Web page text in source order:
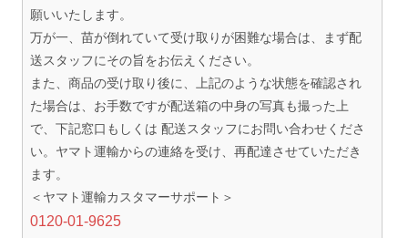
願いいたします。
万が一、苗が倒れていて受け取りが困難な場合は、まず配
送スタッフにその旨をお伝えください。
また、商品の受け取り後に、上記のような状態を確認され
た場合は、お手数ですが配送箱の中身の写真も撮った上
で、下記窓口もしくは 配送スタッフにお問い合わせくださ
い。ヤマト運輸からの連絡を受け、再配達させていただき
ます。
＜ヤマト運輸カスタマーサポート＞
0120-01-9625